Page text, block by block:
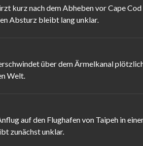
kurz nach dem Abheben vor Cape
Absturz bleibt lang unklar.
über dem Ärmelkanal
Welt.
auf den Flughafen von Taipeh in
zunächst unklar.